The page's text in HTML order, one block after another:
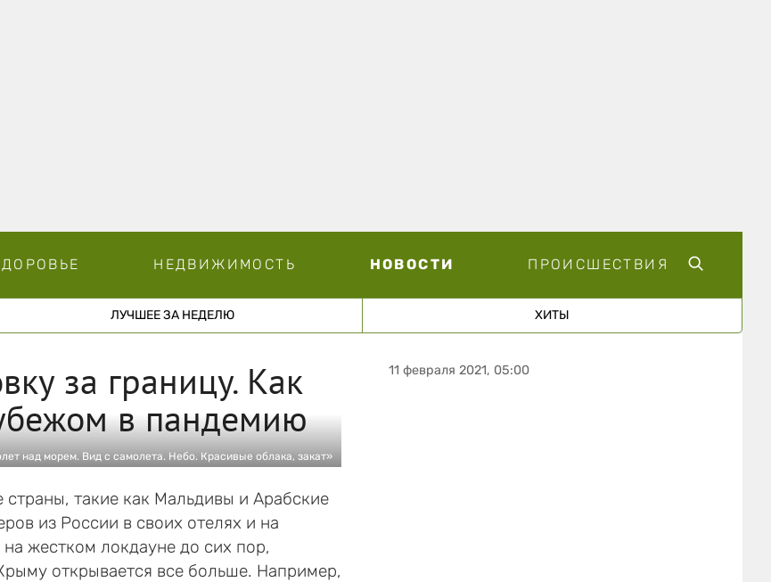
НЕДВИЖИМОСТЬ НОВОСТИ ПРОИСШЕСТВИЯ
ЛУЧШЕЕ ЗА НЕДЕЛЮ ХИТЫ
за границу. Как
в пандемию
над морем. Вид с самолета. Небо. Красивые облака, закат»
такие как Мальдивы и Арабские
из России в своих отелях и на
жестком локдауне до сих пор,
открывается все больше. Например,
11 февраля 2021, 05:00